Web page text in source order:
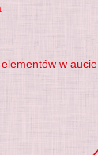
w aucie.